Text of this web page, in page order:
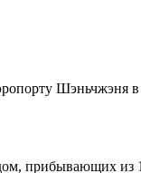
Шэньчжэня в
прибывающих из